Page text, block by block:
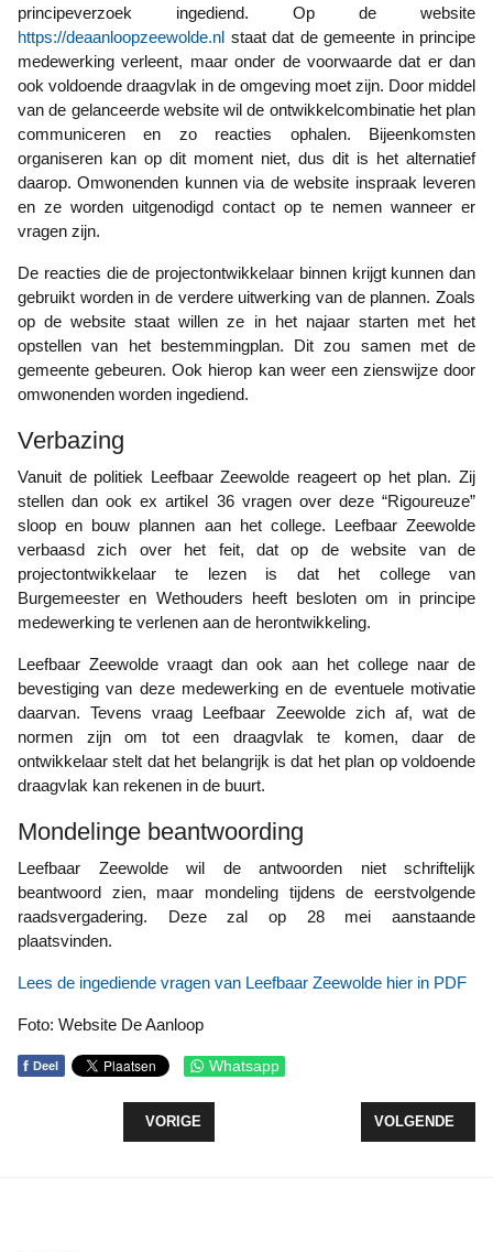
principeverzoek ingediend. Op de website
https://deaanloopzeewolde.nl staat dat de gemeente in principe
medewerking verleent, maar onder de voorwaarde dat er dan
ook voldoende draagvlak in de omgeving moet zijn. Door middel
van de gelanceerde website wil de ontwikkelcombinatie het plan
communiceren en zo reacties ophalen. Bijeenkomsten
organiseren kan op dit moment niet, dus dit is het alternatief
daarop. Omwonenden kunnen via de website inspraak leveren
en ze worden uitgenodigd contact op te nemen wanneer er
vragen zijn.
De reacties die de projectontwikkelaar binnen krijgt kunnen dan
gebruikt worden in de verdere uitwerking van de plannen. Zoals
op de website staat willen ze in het najaar starten met het
opstellen van het bestemmingplan. Dit zou samen met de
gemeente gebeuren. Ook hierop kan weer een zienswijze door
omwonenden worden ingediend.
Verbazing
Vanuit de politiek Leefbaar Zeewolde reageert op het plan. Zij
stellen dan ook ex artikel 36 vragen over deze “Rigoureuze”
sloop en bouw plannen aan het college. Leefbaar Zeewolde
verbaasd zich over het feit, dat op de website van de
projectontwikkelaar te lezen is dat het college van
Burgemeester en Wethouders heeft besloten om in principe
medewerking te verlenen aan de herontwikkeling.
Leefbaar Zeewolde vraagt dan ook aan het college naar de
bevestiging van deze medewerking en de eventuele motivatie
daarvan. Tevens vraag Leefbaar Zeewolde zich af, wat de
normen zijn om tot een draagvlak te komen, daar de
ontwikkelaar stelt dat het belangrijk is dat het plan op voldoende
draagvlak kan rekenen in de buurt.
Mondelinge beantwoording
Leefbaar Zeewolde wil de antwoorden niet schriftelijk
beantwoord zien, maar mondeling tijdens de eerstvolgende
raadsvergadering. Deze zal op 28 mei aanstaande
plaatsvinden.
Lees de ingediende vragen van Leefbaar Zeewolde hier in PDF
Foto: Website De Aanloop
f Deel Whatsapp
VORIG ARTIKEL: FLEVOMEER BIBLIOTHEEK
VORIGE VOLGENDE
VOLGENDE